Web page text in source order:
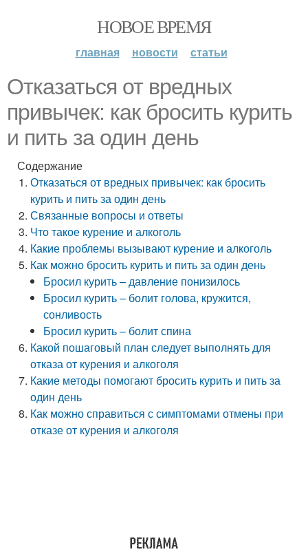
НОВОЕ ВРЕМЯ
главная новости статьи
Отказаться от вредных
привычек: как бросить курить
и пить за один день
Содержание
Отказаться от вредных привычек: как бросить
курить и пить за один день
Связанные вопросы и ответы
Что такое курение и алкоголь
Какие проблемы вызывают курение и алкоголь
Как можно бросить курить и пить за один день
Бросил курить – давление понизилось
Бросил курить – болит голова, кружится,
сонливость
Бросил курить – болит спина
Какой пошаговый план следует выполнять для
отказа от курения и алкоголя
Какие методы помогают бросить курить и пить за
один день
Как можно справиться с симптомами отмены при
отказе от курения и алкоголя